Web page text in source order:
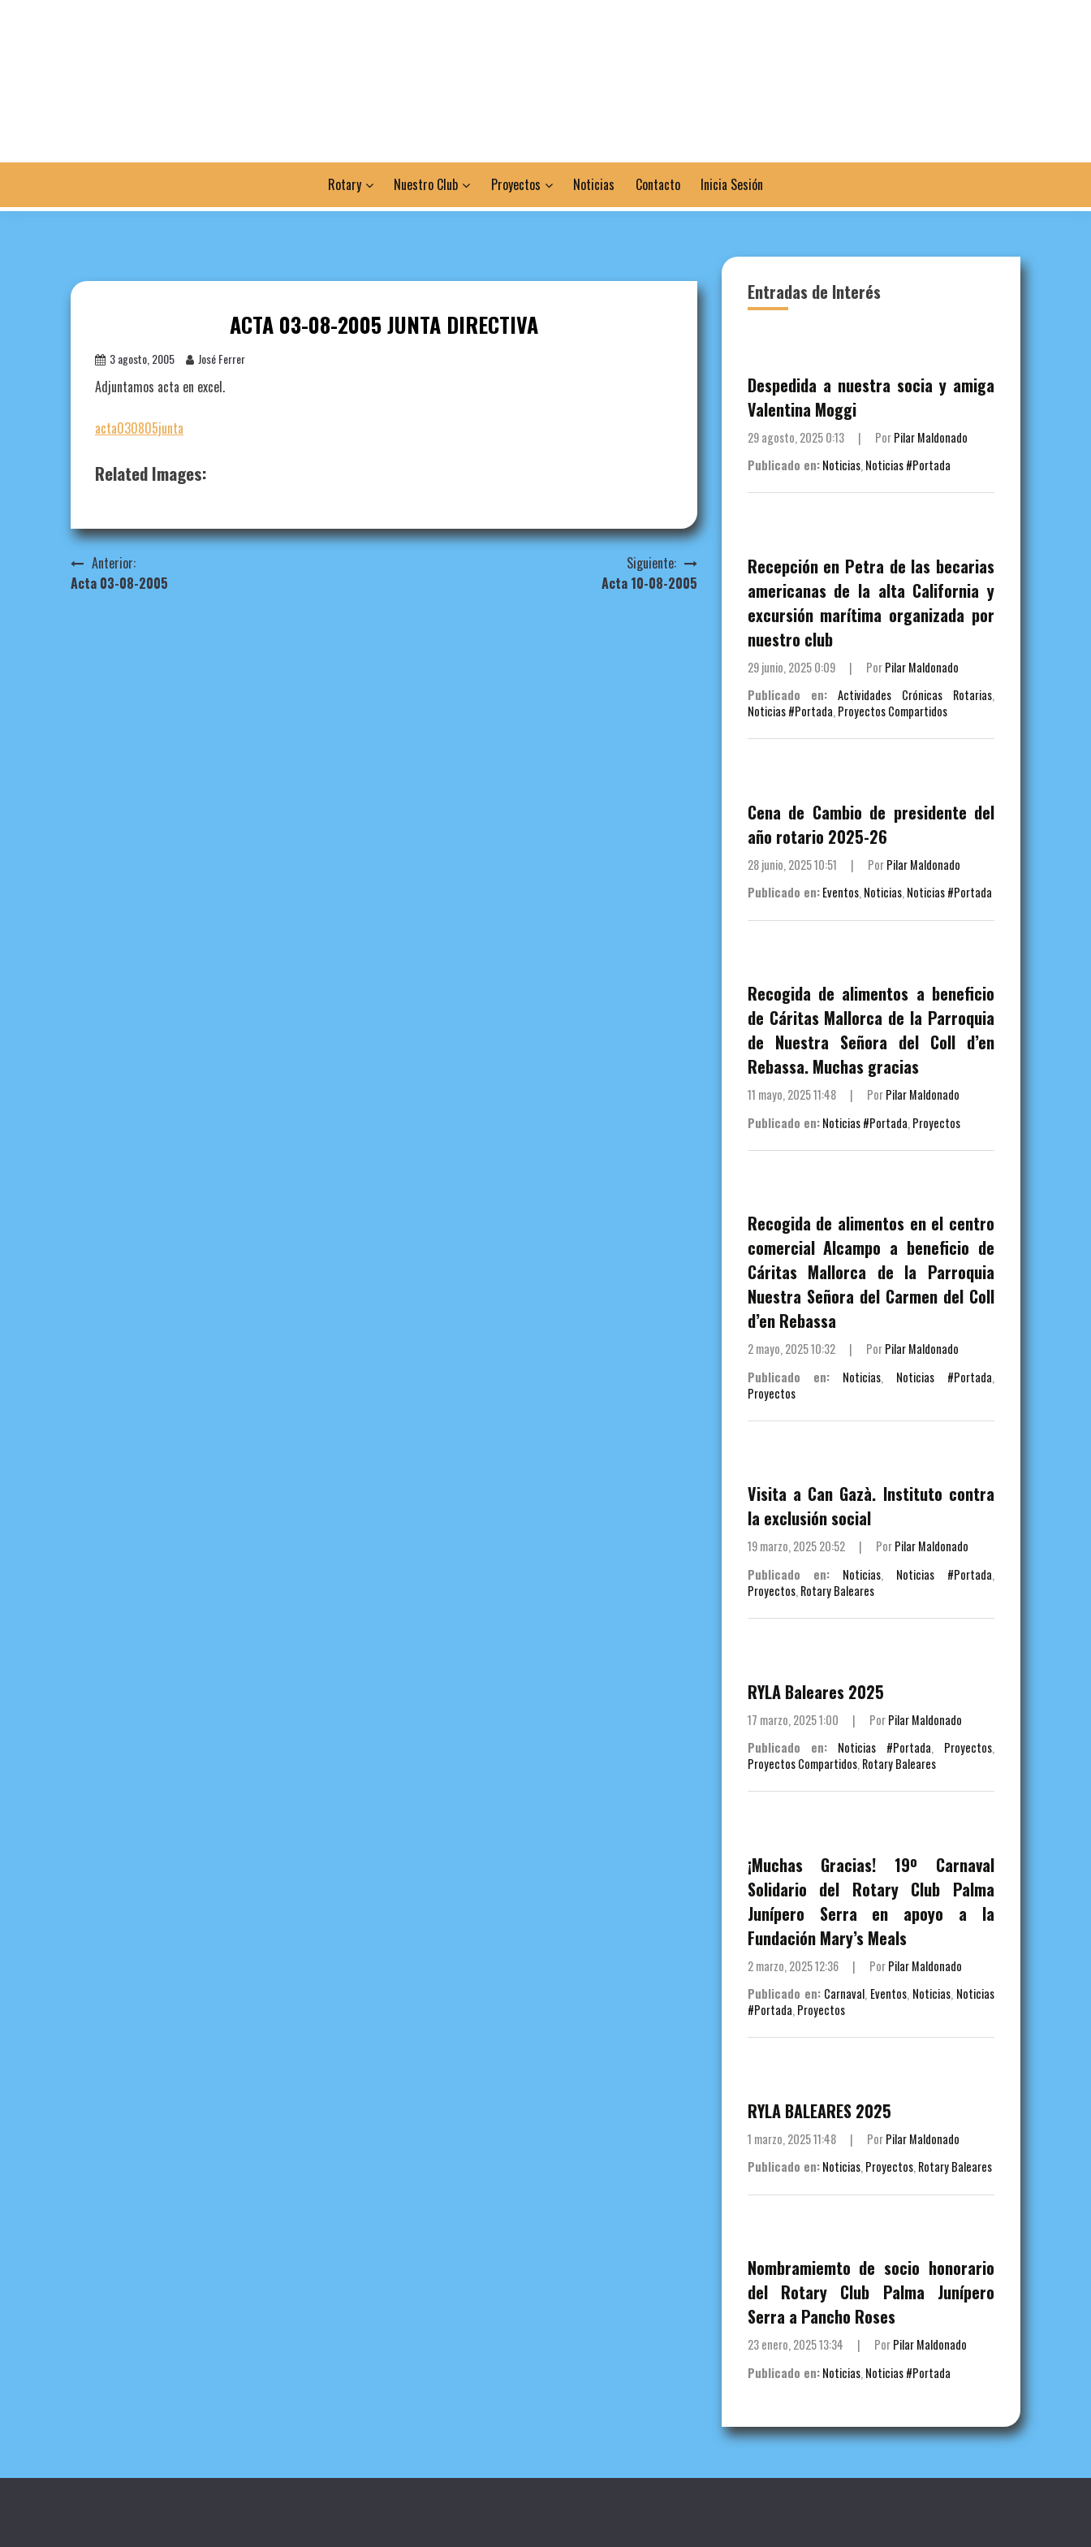
Rotary Nuestro Club Proyectos Noticias Contacto Inicia Sesión
ACTA 03-08-2005 JUNTA DIRECTIVA
3 agosto, 2005 José Ferrer
Adjuntamos acta en excel.
acta030805junta
Related Images:
Navegación
de
Anterior:
Acta 03-08-2005
Siguiente:
Acta 10-08-2005
Entradas de Interés
Despedida a nuestra socia y amiga
Valentina Moggi
29 agosto, 2025 0:13 | PorPilar Maldonado
Publicado en: Noticias, Noticias #Portada
Recepción en Petra de las becarias
americanas de la alta California y
excursión marítima organizada por
nuestro club
29 junio, 2025 0:09 | PorPilar Maldonado
Publicado en:
Actividades Crónicas Rotarias,
Noticias #Portada, Proyectos Compartidos
Cena de Cambio de presidente del
año rotario 2025-26
28 junio, 2025 10:51 | PorPilar Maldonado
Publicado en: Eventos,Noticias,Noticias #Portada
Recogida de alimentos a beneficio
de Cáritas Mallorca de la Parroquia
de Nuestra Señora del Coll d’en
Rebassa. Muchas gracias
11 mayo, 2025 11:48 | PorPilar Maldonado
Publicado en: Noticias #Portada, Proyectos
Recogida de alimentos en el centro
comercial Alcampo a beneficio de
Cáritas Mallorca de la Parroquia
Nuestra Señora del Carmen del Coll
d’en Rebassa
2 mayo, 2025 10:32 | PorPilar Maldonado
Publicado en:
Noticias, Noticias #Portada,
Proyectos
Visita a Can Gazà. Instituto contra
la exclusión social
19 marzo, 2025 20:52 | PorPilar Maldonado
Publicado en:
Noticias, Noticias #Portada,
Proyectos, Rotary Baleares
RYLA Baleares 2025
17 marzo, 2025 1:00 | PorPilar Maldonado
Publicado en:
Noticias #Portada, Proyectos,
Proyectos Compartidos, Rotary Baleares
¡Muchas Gracias! 19º Carnaval
Solidario del Rotary Club Palma
Junípero Serra en apoyo a la
Fundación Mary’s Meals
2 marzo, 2025 12:36 | PorPilar Maldonado
Publicado en: Carnaval, Eventos, Noticias, Noticias
#Portada, Proyectos
RYLA BALEARES 2025
1 marzo, 2025 11:48 | PorPilar Maldonado
Publicado en: Noticias,Proyectos,Rotary Baleares
Nombramiemto de socio honorario
del Rotary Club Palma Junípero
Serra a Pancho Roses
23 enero, 2025 13:34 | PorPilar Maldonado
Publicado en: Noticias, Noticias #Portada